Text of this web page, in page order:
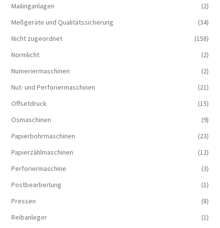
Mailinganlagen
(2)
Meßgeräte und Qualitätssicherung
(34)
Nicht zugeordnet
(158)
Normlicht
(2)
Numeriermaschinen
(2)
Nut- und Perforiermaschinen
(21)
Offsetdruck
(15)
Ösmaschinen
(9)
Papierbohrmaschinen
(23)
Papierzählmaschinen
(12)
Perforiermaschine
(3)
Postbearbeitung
(1)
Pressen
(8)
Reibanleger
(1)